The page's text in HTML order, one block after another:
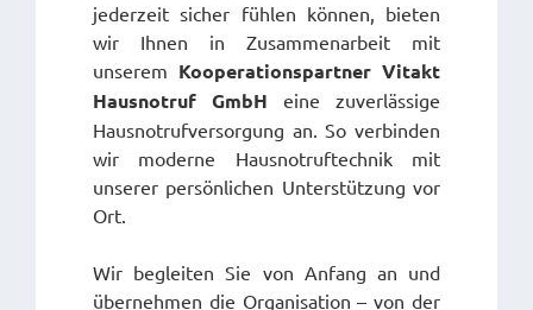
jederzeit sicher fühlen können, bieten
wir Ihnen in Zusammenarbeit mit
unserem Kooperationspartner Vitakt
Hausnotruf GmbH eine zuverlässige
Hausnotrufversorgung an. So verbinden
wir moderne Hausnotruftechnik mit
unserer persönlichen Unterstützung vor
Ort.
Wir begleiten Sie von Anfang an und
übernehmen die Organisation – von der